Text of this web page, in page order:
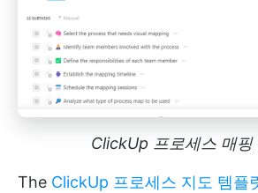
ClickUp 프로세스 매핑
The ClickUp 프로세스 지도 템플